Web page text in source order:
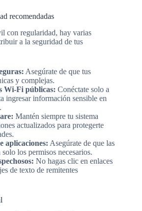
recomendadas
con regularidad, hay varias
a la seguridad de tus
Asegúrate de que tus
y complejas.
Wi-Fi públicas: Conéctate solo a
ingresar información sensible en
Mantén siempre tu sistema
actualizados para protegerte
aplicaciones: Asegúrate de que las
los permisos necesarios.
No hagas clic en enlaces
de texto de remitentes